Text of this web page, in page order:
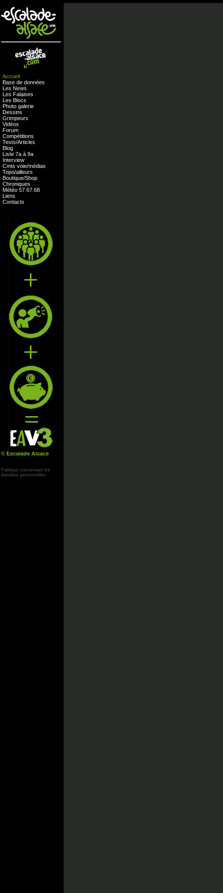
Accueil
Base de données
Les News
Les Falaises
Les Blocs
Photo galerie
Dessins
Grimpeurs
Vidéos
Forum
Compétitions
Tests/Articles
Blog
Liste 7a à 9a
Interview
Cmts voie/médias
Topo/ailleurs
Boutique/Shop
Chroniques
Météo 57 67 68
Liens
Contacts
© Escalade Alsace
Politique concernant les
données personnelles